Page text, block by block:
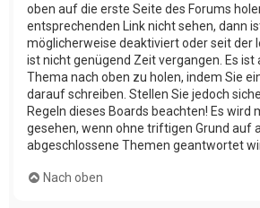
oben auf die erste Seite des Forums
entsprechenden Link nicht sehen, dann
möglicherweise deaktiviert oder seit der
ist nicht genügend Zeit vergangen. Es ist
Thema nach oben zu holen, indem Sie
darauf schreiben. Stellen Sie jedoch
Regeln dieses Boards beachten! Es wird
gesehen, wenn ohne triftigen Grund auf
abgeschlossene Themen geantwortet
Nach oben